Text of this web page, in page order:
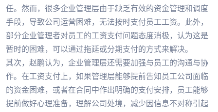
任。然而，很多企业管理层由于缺乏有效的资金管理和调度
手段，导致公司运营困难，无法按时支付员工工资。此外，
部分企业管理者对员工的工资支付问题态度消极，认为这是
暂时的困难，可以通过拖延或分期支付的方式来解决。
其次，赵鹏认为，企业管理层还需要加强与员工的沟通与协
作。在工资支付上，如果管理层能够提前告知员工公司面临
的资金困难，或者在合同中作出明确的支付安排，员工能够
提前做好心理准备，理解公司处境，减少因信息不对称引起